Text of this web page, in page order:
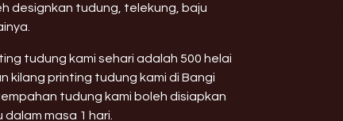
designkan tudung, telekung, baju
tudung kami sehari adalah 500 helai
kilang printing tudung kami di Bangi
tudung kami boleh disiapkan
masa 1 hari.